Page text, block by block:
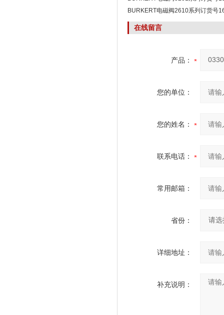
BURKERT电磁阀2610系列订货号
在线留言
产品：
您的单位：
您的姓名：
联系电话：
常用邮箱：
省份：
详细地址：
补充说明：